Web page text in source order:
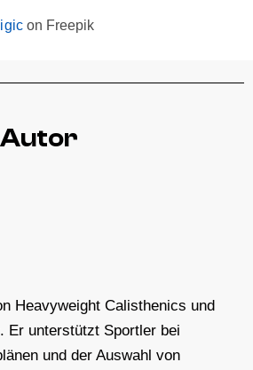
on Freepik
Heavyweight Calisthenics und
Er unterstützt Sportler bei
und der Auswahl von